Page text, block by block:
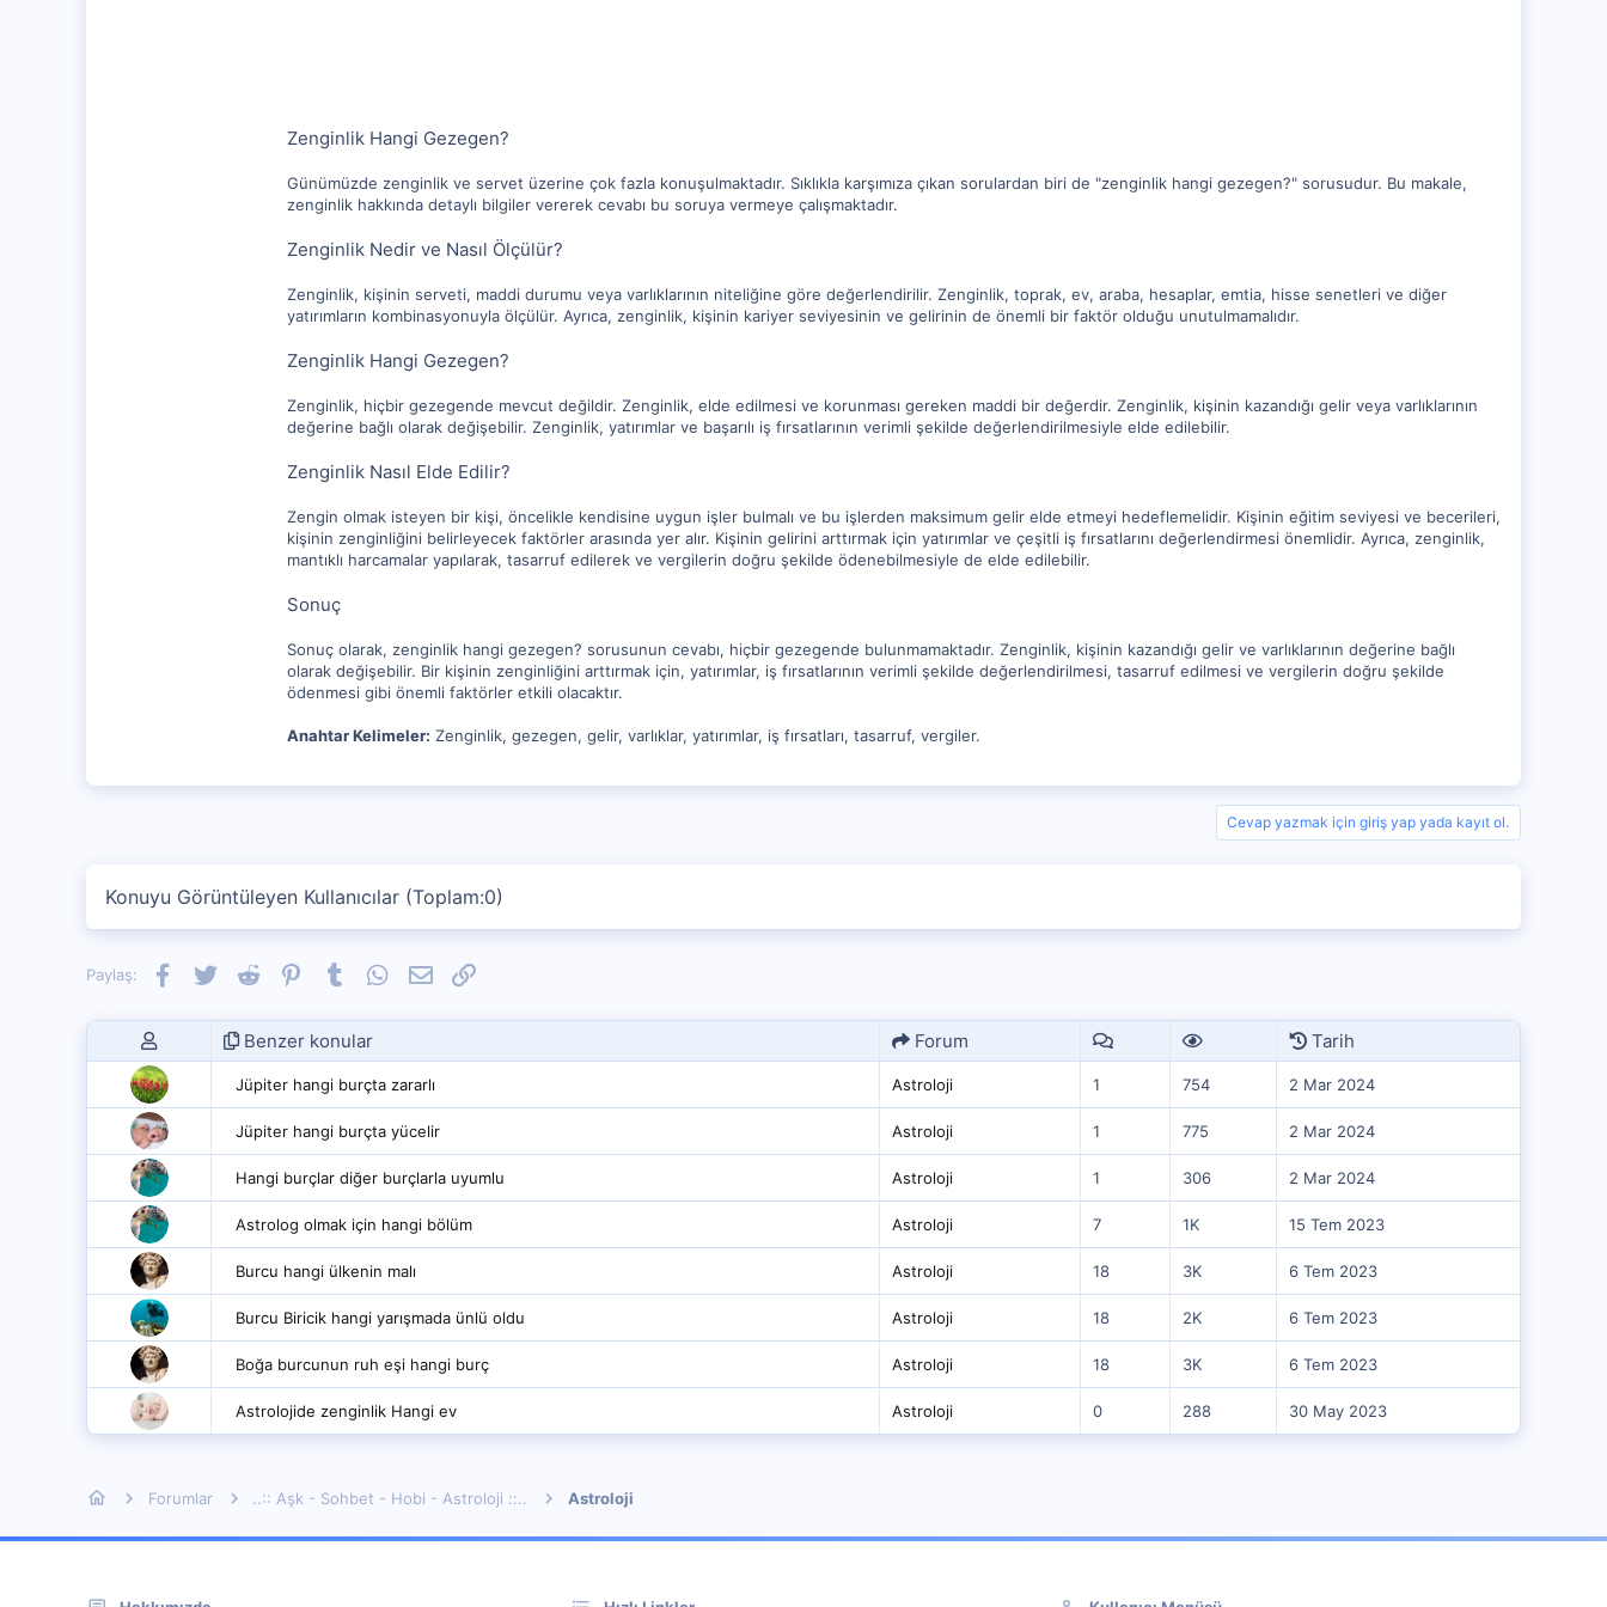
Zenginlik Hangi Gezegen?
Günümüzde zenginlik ve servet üzerine çok fazla konuşulmaktadır. Sıklıkla karşımıza çıkan sorulardan biri de "zenginlik hangi gezegen?" sorusudur. Bu makale,
zenginlik hakkında detaylı bilgiler vererek cevabı bu soruya vermeye çalışmaktadır.
Zenginlik Nedir ve Nasıl Ölçülür?
Zenginlik, kişinin serveti, maddi durumu veya varlıklarının niteliğine göre değerlendirilir. Zenginlik, toprak, ev, araba, hesaplar, emtia, hisse senetleri ve diğer
yatırımların kombinasyonuyla ölçülür. Ayrıca, zenginlik, kişinin kariyer seviyesinin ve gelirinin de önemli bir faktör olduğu unutulmamalıdır.
Zenginlik Hangi Gezegen?
Zenginlik, hiçbir gezegende mevcut değildir. Zenginlik, elde edilmesi ve korunması gereken maddi bir değerdir. Zenginlik, kişinin kazandığı gelir veya varlıklarının
değerine bağlı olarak değişebilir. Zenginlik, yatırımlar ve başarılı iş fırsatlarının verimli şekilde değerlendirilmesiyle elde edilebilir.
Zenginlik Nasıl Elde Edilir?
Zengin olmak isteyen bir kişi, öncelikle kendisine uygun işler bulmalı ve bu işlerden maksimum gelir elde etmeyi hedeflemelidir. Kişinin eğitim seviyesi ve becerileri,
kişinin zenginliğini belirleyecek faktörler arasında yer alır. Kişinin gelirini arttırmak için yatırımlar ve çeşitli iş fırsatlarını değerlendirmesi önemlidir. Ayrıca, zenginlik,
mantıklı harcamalar yapılarak, tasarruf edilerek ve vergilerin doğru şekilde ödenebilmesiyle de elde edilebilir.
Sonuç
Sonuç olarak, zenginlik hangi gezegen? sorusunun cevabı, hiçbir gezegende bulunmamaktadır. Zenginlik, kişinin kazandığı gelir ve varlıklarının değerine bağlı
olarak değişebilir. Bir kişinin zenginliğini arttırmak için, yatırımlar, iş fırsatlarının verimli şekilde değerlendirilmesi, tasarruf edilmesi ve vergilerin doğru şekilde
ödenmesi gibi önemli faktörler etkili olacaktır.
Anahtar Kelimeler: Zenginlik, gezegen, gelir, varlıklar, yatırımlar, iş fırsatları, tasarruf, vergiler.
Cevap yazmak için giriş yap yada kayıt ol.
Konuyu Görüntüleyen Kullanıcılar (Toplam:0)
Paylaş: Facebook
TwitterReddit PinterestTumblrWhatsApp
E-postaLink
Benzer konular Forum Tarih
Jüpiter hangi burçta zararlı Astroloji 1 754 2 Mar 2024
Jüpiter hangi burçta yücelir Astroloji 1 775 2 Mar 2024
Hangi burçlar diğer burçlarla uyumlu Astroloji 1 306 2 Mar 2024
Astrolog olmak için hangi bölüm Astroloji 7 1K 15 Tem 2023
Burcu hangi ülkenin malı Astroloji 18 3K 6 Tem 2023
Burcu Biricik hangi yarışmada ünlü oldu Astroloji 18 2K 6 Tem 2023
Boğa burcunun ruh eşi hangi burç Astroloji 18 3K 6 Tem 2023
Astrolojide zenginlik Hangi ev Astroloji 0 288 30 May 2023
Forumlar ..:: Aşk - Sohbet - Hobi - Astroloji ::.. Astroloji